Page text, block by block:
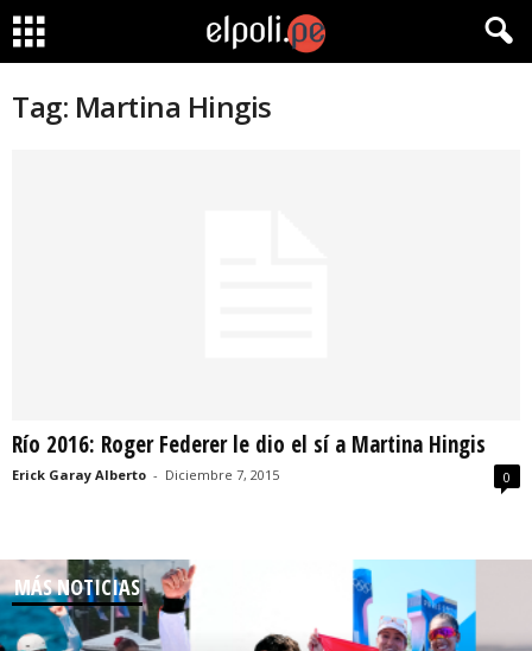
Tag: Martina Hingis
Río 2016: Roger Federer le dio el sí a Martina Hingis
Erick Garay Alberto - Diciembre 7, 2015 0
MÁS NOTICIAS